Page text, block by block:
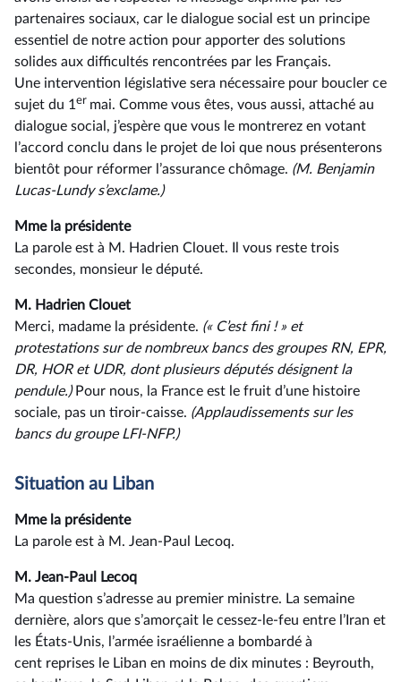
partenaires sociaux, car le dialogue social est un principe
essentiel de notre action pour apporter des solutions
solides aux difficultés rencontrées par les Français.
Une intervention législative sera nécessaire pour boucler ce
sujet du 1 er mai. Comme vous êtes, vous aussi, attaché au
dialogue social, j’espère que vous le montrerez en votant
l’accord conclu dans le projet de loi que nous présenterons
bientôt pour réformer l’assurance chômage. (M. Benjamin
Lucas-Lundy s’exclame.)
Mme la présidente
La parole est à M. Hadrien Clouet. Il vous reste trois
secondes, monsieur le député.
M. Hadrien Clouet
Merci, madame la présidente. (« C’est fini ! » et
protestations sur de nombreux bancs des groupes RN, EPR,
DR, HOR et UDR, dont plusieurs députés désignent la
pendule.)Pour nous, la France est le fruit d’une histoire
sociale, pas un tiroir-caisse. (Applaudissements sur les
bancs du groupe LFI-NFP.)
Situation au Liban
Mme la présidente
La parole est à M. Jean-Paul Lecoq.
M. Jean-Paul Lecoq
Ma question s’adresse au premier ministre. La semaine
dernière, alors que s’amorçait le cessez-le-feu entre l’Iran et
les États-Unis, l’armée israélienne a bombardé à
cent reprises le Liban en moins de dix minutes : Beyrouth,